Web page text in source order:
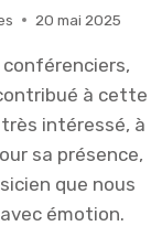
20 mai 2025
conférenciers,
à cette
intéressé, à
sa présence,
que nous
émotion.